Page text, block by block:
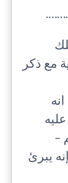
مع ذكر
–
يبرئ